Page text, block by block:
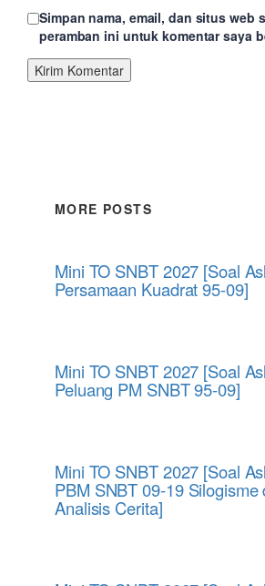
Simpan nama, email, dan situs web
peramban ini untuk komentar saya
MORE POSTS
Mini TO SNBT 2027 [Soal
Persamaan Kuadrat 95-09]
Mini TO SNBT 2027 [Soal
Peluang PM SNBT 95-09]
Mini TO SNBT 2027 [Soal
PBM SNBT 09-19 Silogisme
Analisis Cerita]